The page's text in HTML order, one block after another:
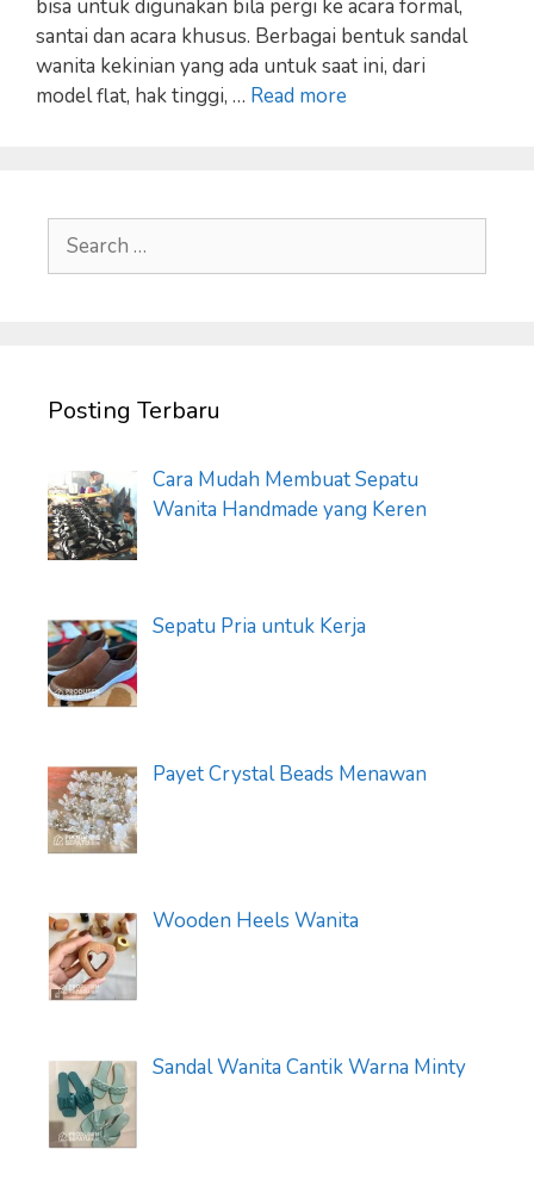
bisa untuk digunakan bila pergi ke acara formal,
santai dan acara khusus. Berbagai bentuk sandal
wanita kekinian yang ada untuk saat ini, dari
model flat, hak tinggi, … Read more
Search
for:
Posting Terbaru
Cara Mudah Membuat Sepatu
Wanita Handmade yang Keren
Sepatu Pria untuk Kerja
Payet Crystal Beads Menawan
Wooden Heels Wanita
Sandal Wanita Cantik Warna Minty